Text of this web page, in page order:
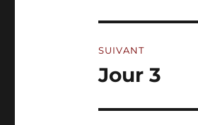
:
SUIVANT
Publication
Jour 3